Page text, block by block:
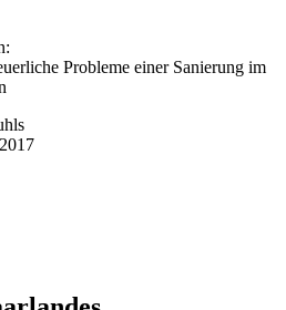
Probleme einer Sanierung im